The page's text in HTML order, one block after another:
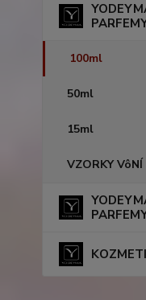
100ml
50ml
15ml
VZORKY VôNÍ